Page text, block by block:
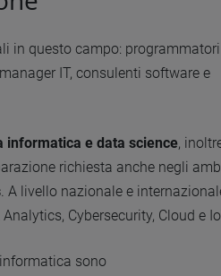
in questo campo: programmatori
IT, consulenti software e
informatica e data science,
richiesta anche negli
. A livello nazionale e
Cybersecurity, Cloud e
sono